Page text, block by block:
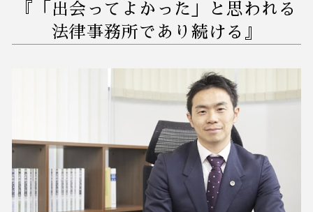
自己破産 裁判所
破産後の生活
破産 債務
債務不履行 時効
労働審判 とは
不良債権 回収
紛争予防 顧問弁護士
業務改善 プロジェクト 進め方
自動化 業務改善
中小企業 業務改善
コンサル 経営改善
リーガルチェック 弁護士相談 栃木県
破産 弁護士相談 栃木県
リーガルチェック 弁護士相談 埼玉県
予防法務 弁護士相談 さいたま市
M&A 弁護士相談 群馬県
業務改善 弁護士相談 さいたま市
M&A 弁護士相談 埼玉県
業務改善 弁護士相談 大宮区
破産 弁護士相談 群馬県
事業承継 弁護士相談 群馬県
『「出会ってよかった」と思われる
法律事務所であり続ける』